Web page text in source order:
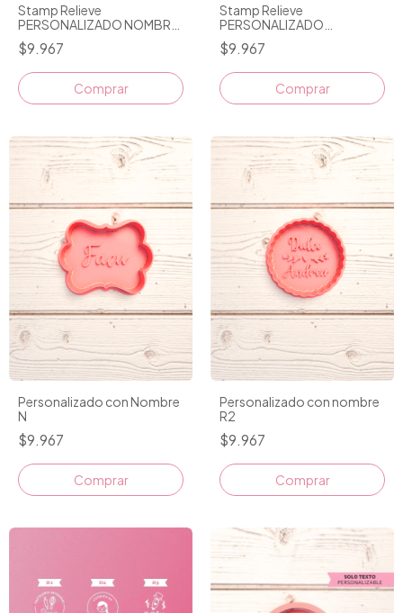
Stamp Relieve
PERSONALIZADO NOMBRE
CON MARQUITO D2
$9.967
Stamp Relieve
PERSONALIZADO
NOMBRE/FRASE CORTA
$9.967
Comprar
Personalizado con Nombre
N
$9.967
Personalizado con nombre
R2
$9.967